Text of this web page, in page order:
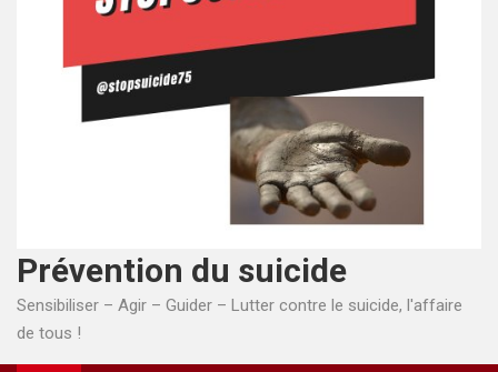
Prévention du suicide
Sensibiliser – Agir – Guider – Lutter contre le suicide, l'affaire
de tous !